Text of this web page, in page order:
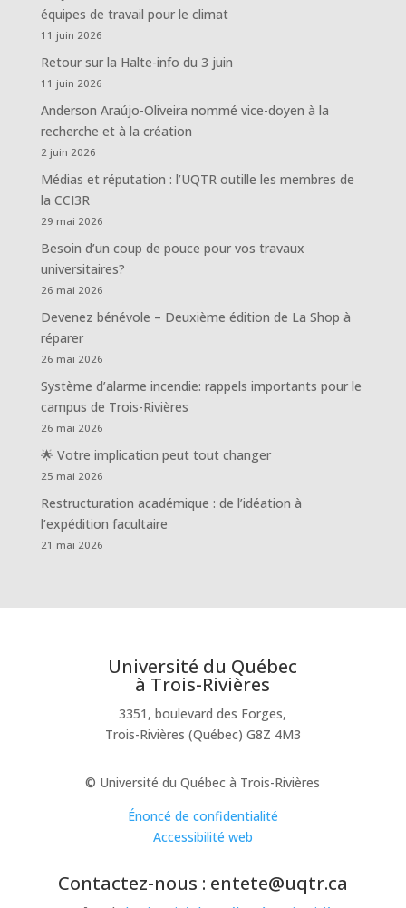
équipes de travail pour le climat
11 juin 2026
Retour sur la Halte-info du 3 juin
11 juin 2026
Anderson Araújo-Oliveira nommé vice-doyen à la
recherche et à la création
2 juin 2026
Médias et réputation : l’UQTR outille les membres de
la CCI3R
29 mai 2026
Besoin d’un coup de pouce pour vos travaux
universitaires?
26 mai 2026
Devenez bénévole – Deuxième édition de La Shop à
réparer
26 mai 2026
Système d’alarme incendie: rappels importants pour le
campus de Trois-Rivières
26 mai 2026
🌟 Votre implication peut tout changer
25 mai 2026
Restructuration académique : de l’idéation à
l’expédition facultaire
21 mai 2026
Université du Québec
à Trois-Rivières
3351, boulevard des Forges,
Trois-Rivières (Québec) G8Z 4M3
© Université du Québec à Trois-Rivières
Énoncé de confidentialité
Accessibilité web
Contactez-nous : entete@uqtr.ca